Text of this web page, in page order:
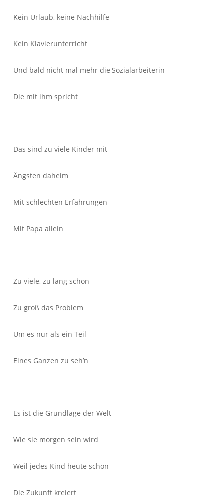
Kein Urlaub, keine Nachhilfe
Kein Klavierunterricht
Und bald nicht mal mehr die Sozialarbeiterin
Die mit ihm spricht
Das sind zu viele Kinder mit
Ängsten daheim
Mit schlechten Erfahrungen
Mit Papa allein
Zu viele, zu lang schon
Zu groß das Problem
Um es nur als ein Teil
Eines Ganzen zu seh’n
Es ist die Grundlage der Welt
Wie sie morgen sein wird
Weil jedes Kind heute schon
Die Zukunft kreiert